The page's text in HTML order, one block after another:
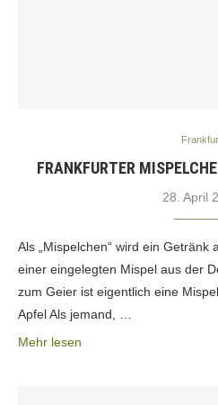
FRANKFURTER
28. April
Als „Mispelchen“ wird ein Getränk
einer eingelegten Mispel aus der
zum Geier ist eigentlich eine
Apfel Als jemand, …
Mehr lesen